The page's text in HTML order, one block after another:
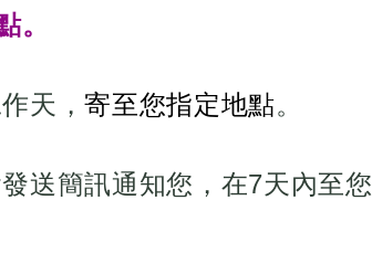
。
天，寄至您指定地點。
送簡訊通知您，在7天內至您